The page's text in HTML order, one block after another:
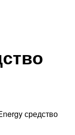
средство